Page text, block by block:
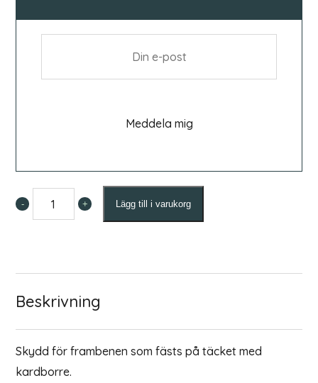
Benskydd
- + Lägg till i varukorg
Beskrivning
Skydd för frambenen som fästs på täcket med
kardborre.